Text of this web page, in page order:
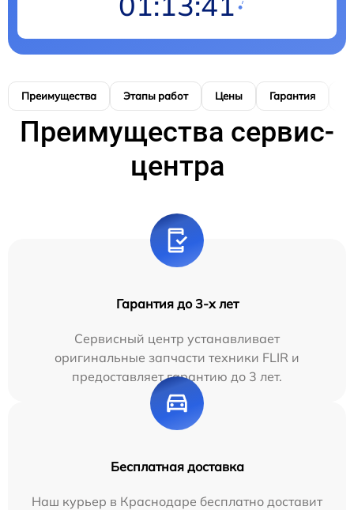
Преимущества Этапы работ Цены Гарантия
Преимущества сервис-
центра
Гарантия до 3-х лет
Сервисный центр устанавливает
оригинальные запчасти техники FLIR и
предоставляет гарантию до 3 лет.
Бесплатная доставка
Наш курьер в Краснодаре бесплатно доставит